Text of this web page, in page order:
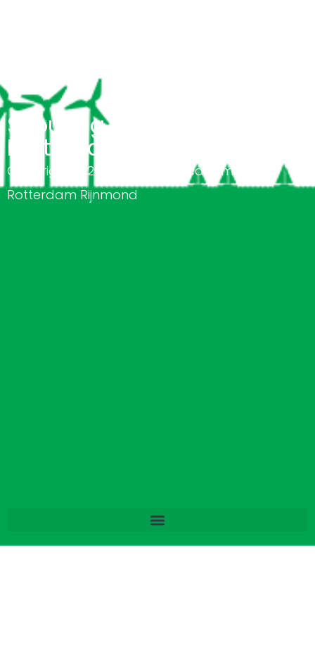
Scouting Academy
Rotterdam Rijnmond
Copyright © 2026 Scouting Academy
Rotterdam Rijnmond